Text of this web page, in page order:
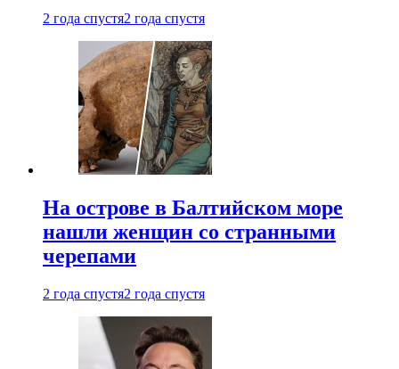
2 года спустя2 года спустя
На острове в Балтийском море
нашли женщин со странными
черепами
2 года спустя2 года спустя